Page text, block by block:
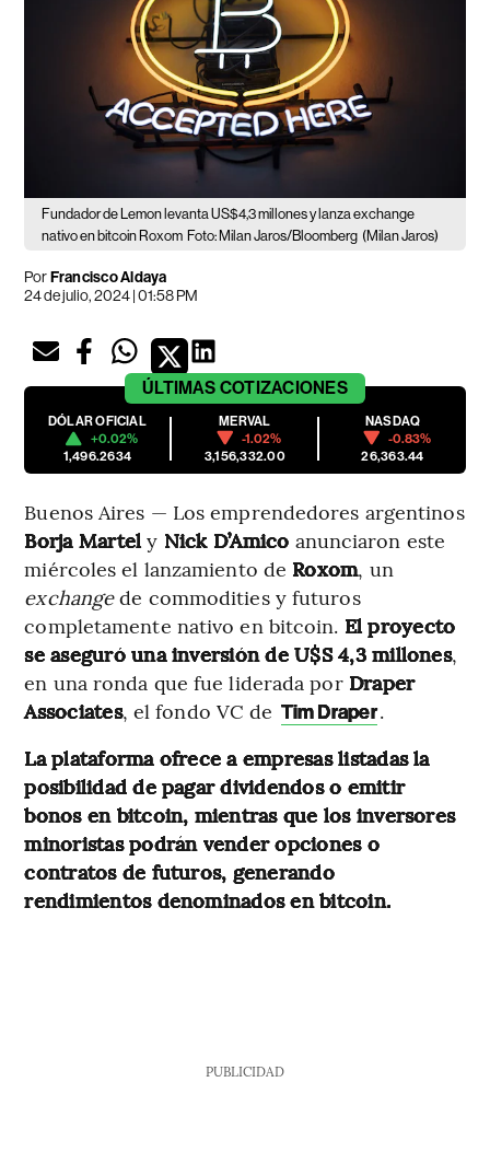
Fundador de Lemon levanta US$4,3 millones y lanza exchange
nativo en bitcoin Roxom Foto: Milan Jaros/Bloomberg (Milan Jaros)
PorFrancisco Aldaya
24 de julio, 2024 | 01:58 PM
ÚLTIMAS COTIZACIONES
DÓLAR OFICIAL
+0.02%
1,496.2634
MERVAL
-1.02%
3,156,332.00
NASDAQ
-0.83%
26,363.44
Buenos Aires — Los emprendedores argentinos
Borja Martel y Nick D’Amico anunciaron este
miércoles el lanzamiento de Roxom, un
exchangede commodities y futuros
completamente nativo en bitcoin. El proyecto
se aseguró una inversión de U$S 4,3 millones,
en una ronda que fue liderada por Draper
Associates, el fondo VC de Tim Draper.
La plataforma ofrece a empresas listadas la
posibilidad de pagar dividendos o emitir
bonos en bitcoin, mientras que los inversores
minoristas podrán vender opciones o
contratos de futuros, generando
rendimientos denominados en bitcoin.
PUBLICIDAD